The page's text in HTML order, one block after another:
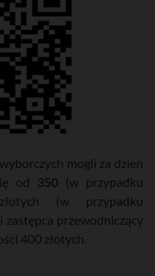
mogli za dzień
od 350 (w przypadku
(w przypadku
przewodniczący
400 złotych.